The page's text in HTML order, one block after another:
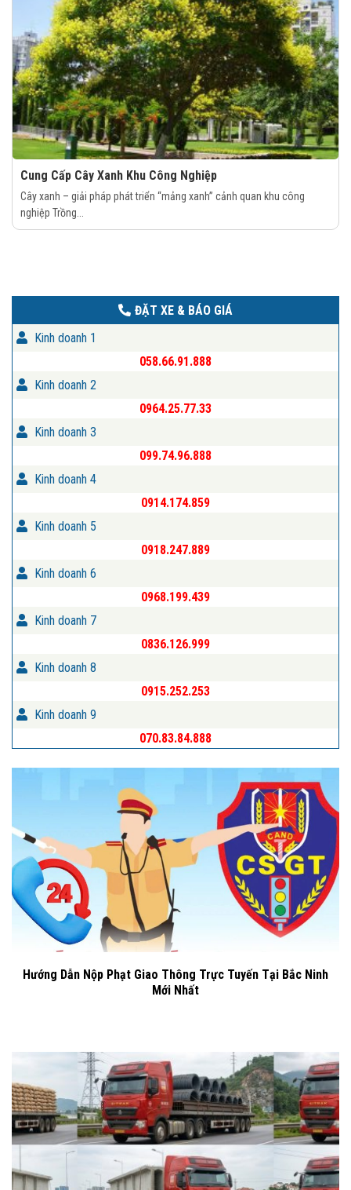
Cung Cấp Cây Xanh Khu Công Nghiệp
Cây xanh – giải pháp phát triển “mảng xanh” cảnh quan khu công
nghiệp Trồng...
ĐẶT XE & BÁO GIÁ
Kinh doanh 1
058.66.91.888
Kinh doanh 2
0964.25.77.33
Kinh doanh 3
099.74.96.888
Kinh doanh 4
0914.174.859
Kinh doanh 5
0918.247.889
Kinh doanh 6
0968.199.439
Kinh doanh 7
0836.126.999
Kinh doanh 8
0915.252.253
Kinh doanh 9
070.83.84.888
Hướng Dẫn Nộp Phạt Giao Thông Trực Tuyến Tại Bắc Ninh
Mới Nhất